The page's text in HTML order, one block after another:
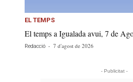
EL TEMPS
El temps a Igualada avui, 7 de
Redacció - 7 d'agost de 2026
- Publicitat -